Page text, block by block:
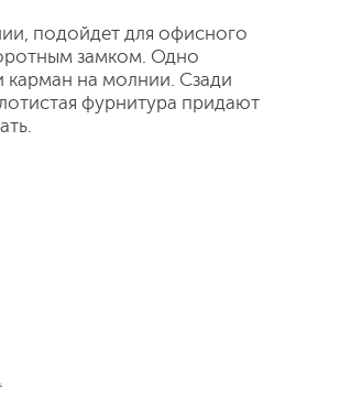
подойдет для офисного
замком. Одно
карман на молнии. Сзади
фурнитура придают